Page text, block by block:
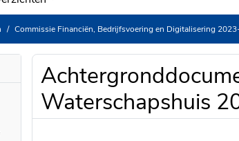
Commissie Financiën, Bedrijfsvoering en Digitalisering 2023-2027 (woensdag
Waterschapshuis